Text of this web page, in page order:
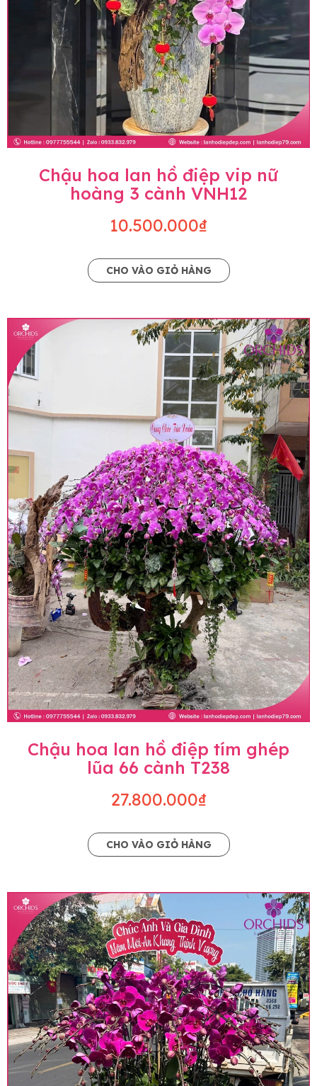
Chậu hoa lan hồ điệp vip nữ
hoàng 3 cành VNH12
10.500.000₫
CHO VÀO GIỎ HÀNG
Chậu hoa lan hồ điệp tím ghép
lũa 66 cành T238
27.800.000₫
CHO VÀO GIỎ HÀNG